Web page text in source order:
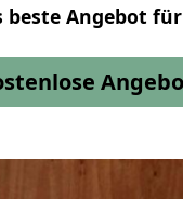
beste Angebot